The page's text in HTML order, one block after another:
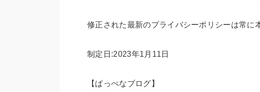
修正された最新のプライバシーポリシーは常に
制定日:2023年1月11日
【ぱっぺなブログ】